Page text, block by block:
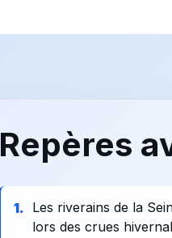
Repères
1. Les riverains de la
lors des crues